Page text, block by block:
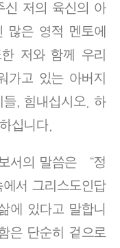
신 저의 육신의 아
많은 영적 멘토에
저와 함께 우리
가고 있는 아버지
, 힘내십시오. 하
십니다.
서의 말씀은 “정
서 그리스도인답
에 있다고 말합니
은 단순히 겉으로